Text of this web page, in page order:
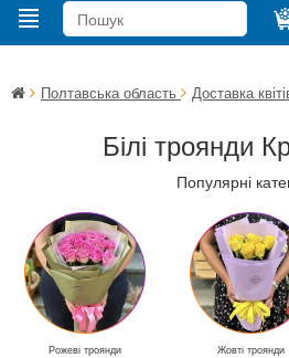
Полтавська область Доставка
Білі троянди
Популярні
Рожеві троянди Жовті троянди